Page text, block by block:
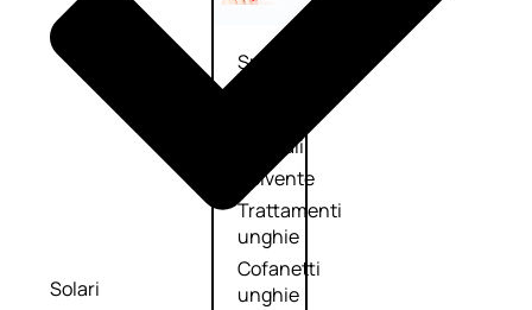
Smalto
speciali
Solvente
Trattamenti
unghie
Cofanetti
unghie
Solari